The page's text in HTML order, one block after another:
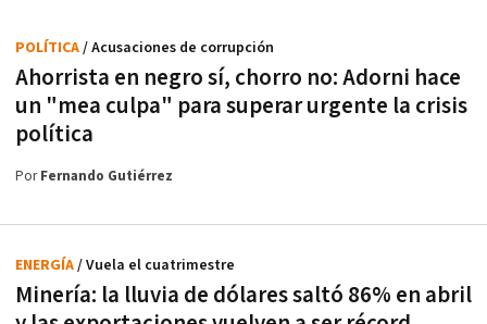
Ahorrista en negro sí, chorro no: Adorni hace
un "mea culpa" para superar urgente la crisis
política
POLÍTICA/ Acusaciones de corrupción
PorFernando Gutiérrez
Minería: la lluvia de dólares saltó 86% en abril
ENERGÍA/ Vuela el cuatrimestre